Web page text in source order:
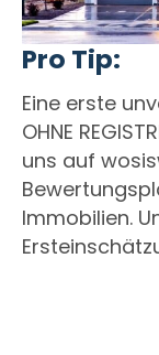
Pro Tip:
Eine erste
OHNE
uns auf
Immobilien.